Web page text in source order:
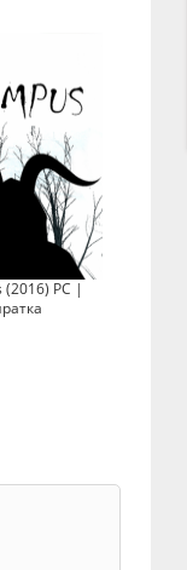
(2016) PC |